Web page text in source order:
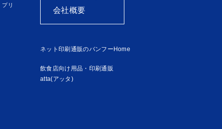
リ
会社概要
ネット印刷通販のバンフーHome
飲食店向け用品・印刷通販
atta(アッタ)